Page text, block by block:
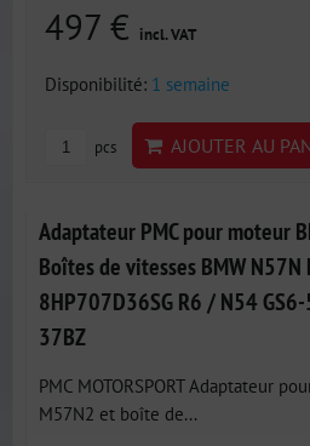
497 € incl. VAT
Disponibilité: 1 semaine
pcs AJOUTER AU
Adaptateur PMC pour moteur
Boîtes de vitesses BMW N57N
8HP707D36SG R6 / N54
37BZ
PMC MOTORSPORT Adaptateur
M57N2 et boîte de...